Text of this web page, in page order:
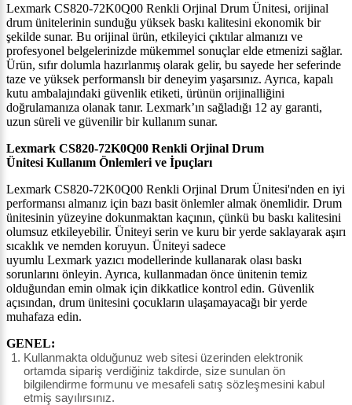
Lexmark CS820-72K0Q00 Renkli Orjinal Drum Ünitesi, orijinal
drum ünitelerinin sunduğu yüksek baskı kalitesini ekonomik bir
şekilde sunar. Bu orijinal ürün, etkileyici çıktılar almanızı ve
profesyonel belgelerinizde mükemmel sonuçlar elde etmenizi sağlar.
Ürün, sıfır dolumla hazırlanmış olarak gelir, bu sayede her seferinde
taze ve yüksek performanslı bir deneyim yaşarsınız. Ayrıca, kapalı
kutu ambalajındaki güvenlik etiketi, ürünün orijinalliğini
doğrulamanıza olanak tanır. Lexmark’ın sağladığı 12 ay garanti,
uzun süreli ve güvenilir bir kullanım sunar.
Lexmark CS820-72K0Q00 Renkli Orjinal Drum
Ünitesi Kullanım Önlemleri ve İpuçları
Lexmark CS820-72K0Q00 Renkli Orjinal Drum Ünitesi'nden en iyi
performansı almanız için bazı basit önlemler almak önemlidir. Drum
ünitesinin yüzeyine dokunmaktan kaçının, çünkü bu baskı kalitesini
olumsuz etkileyebilir. Üniteyi serin ve kuru bir yerde saklayarak aşırı
sıcaklık ve nemden koruyun. Üniteyi sadece
uyumlu Lexmark yazıcı modellerinde kullanarak olası baskı
sorunlarını önleyin. Ayrıca, kullanmadan önce ünitenin temiz
olduğundan emin olmak için dikkatlice kontrol edin. Güvenlik
açısından, drum ünitesini çocukların ulaşamayacağı bir yerde
muhafaza edin.
GENEL:
Kullanmakta olduğunuz web sitesi üzerinden elektronik
ortamda sipariş verdiğiniz takdirde, size sunulan ön
bilgilendirme formunu ve mesafeli satış sözleşmesini kabul
etmiş sayılırsınız.